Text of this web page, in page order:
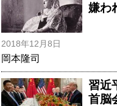
嫌わ
2018年12月8日
岡本隆司
習近
首脳